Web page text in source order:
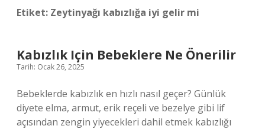
Etiket: Zeytinyağı kabızlığa iyi gelir mi
Kabızlık Için Bebeklere Ne Önerilir
Tarih: Ocak 26, 2025
Bebeklerde kabızlık en hızlı nasıl geçer? Günlük
diyete elma, armut, erik reçeli ve bezelye gibi lif
açısından zengin yiyecekleri dahil etmek kabızlığı